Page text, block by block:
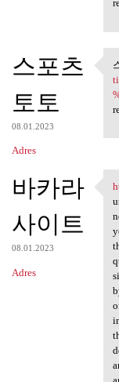
스포츠
토토
08.01.2023
Adres
바카라
사이트
08.01.2023
Adres